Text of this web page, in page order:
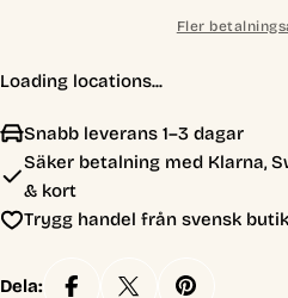
Fler
Loading locations...
Snabb leverans 1–3 dagar
Säker betalning med Klarna,
& kort
Trygg handel från svensk butik
Dela: